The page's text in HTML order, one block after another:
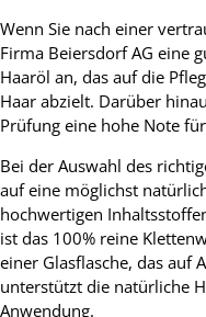
Wenn Sie nach einer
Firma Beiersdorf AG eine
Haaröl an, das auf die
Haar abzielt. Darüber
Prüfung eine hohe Note
Bei der Auswahl des
auf eine möglichst
hochwertigen
ist das 100% reine
einer Glasflasche, das auf
unterstützt die natürliche
Anwendung.